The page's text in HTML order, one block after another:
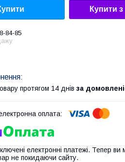
Купити з
84-85
протягом 14 днів за
електронні платежі. Тепер ви
не покидаючи сайту.